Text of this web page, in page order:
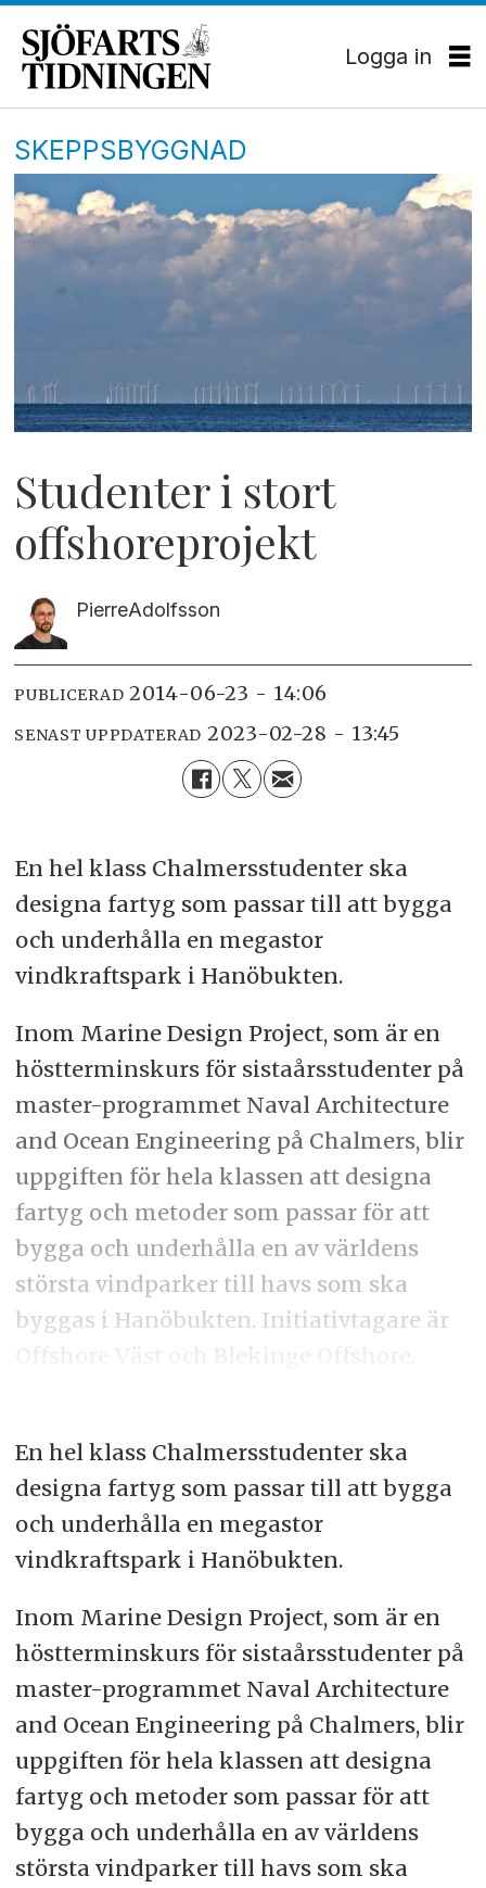
Logga in
SKEPPSBYGGNAD
Studenter i stort
offshoreprojekt
PierreAdolfsson
PUBLICERAD 2014-06-23 - 14:06
SENAST UPPDATERAD 2023-02-28 - 13:45
En hel klass Chalmersstudenter ska
designa fartyg som passar till att bygga
och underhålla en megastor
vindkraftspark i Hanöbukten.
Inom Marine Design Project, som är en
höstterminskurs för sistaårsstudenter på
master-programmet Naval Architecture
and Ocean Engineering på Chalmers, blir
uppgiften för hela klassen att designa
fartyg och metoder som passar för att
bygga och underhålla en av världens
största vindparker till havs som ska
byggas i Hanöbukten. Initiativtagare är
En hel klass Chalmersstudenter ska
designa fartyg som passar till att bygga
och underhålla en megastor
vindkraftspark i Hanöbukten.
Inom Marine Design Project, som är en
höstterminskurs för sistaårsstudenter på
master-programmet Naval Architecture
and Ocean Engineering på Chalmers, blir
uppgiften för hela klassen att designa
fartyg och metoder som passar för att
bygga och underhålla en av världens
största vindparker till havs som ska